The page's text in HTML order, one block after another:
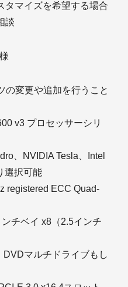
タマイズを希望する場合
談
変更や追加を行うこと
v3 プロセッサーシリ
、NVIDIA Tesla、Intel
選択可能
registered ECC Quad-
チベイ x8（2.5インチ
マルチドライブもし